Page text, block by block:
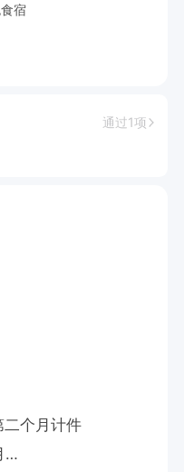
宿
通过1项
二个月计件